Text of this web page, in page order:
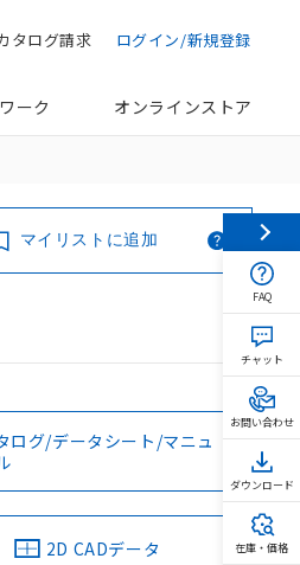
ログイン/新規登録
タログ請求
ーク オンラインストア
マイリストに追加
ログ/データシート/マニュ
2D CADデータ
FAQ
チャット
お問い合わせ
ダウンロード
在庫・価格